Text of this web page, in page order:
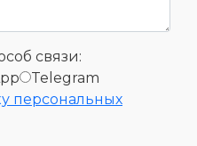
связи:
Telegram
персональных